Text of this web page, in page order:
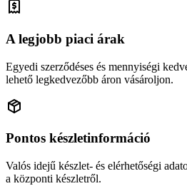
A legjobb piaci árak
Egyedi szerződéses és mennyiségi
lehető legkedvezőbb áron vásároljon.
Pontos készletinformáció
Valós idejű készlet- és elérhetőségi
a központi készletről.